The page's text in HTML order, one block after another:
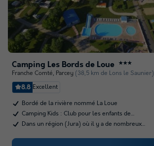
Camping Les Bords de Loue ★★★
Franche Comté, Parcey (38,5 km de Lons le Saunier)
8.8 Excellent
Bordé de la rivière nommé La Loue
Camping Kids : Club pour les enfants de…
Dans un région (Jura) où il y a de nombreux…